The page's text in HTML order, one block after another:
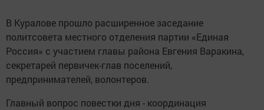
В Куралове прошло расширенное заседание
политсовета местного отделения партии «Единая
Россия» с участием главы района Евгения Варакина,
секретарей первичек-глав поселений,
предпринимателей, волонтеров.
Главный вопрос повестки дня - координация